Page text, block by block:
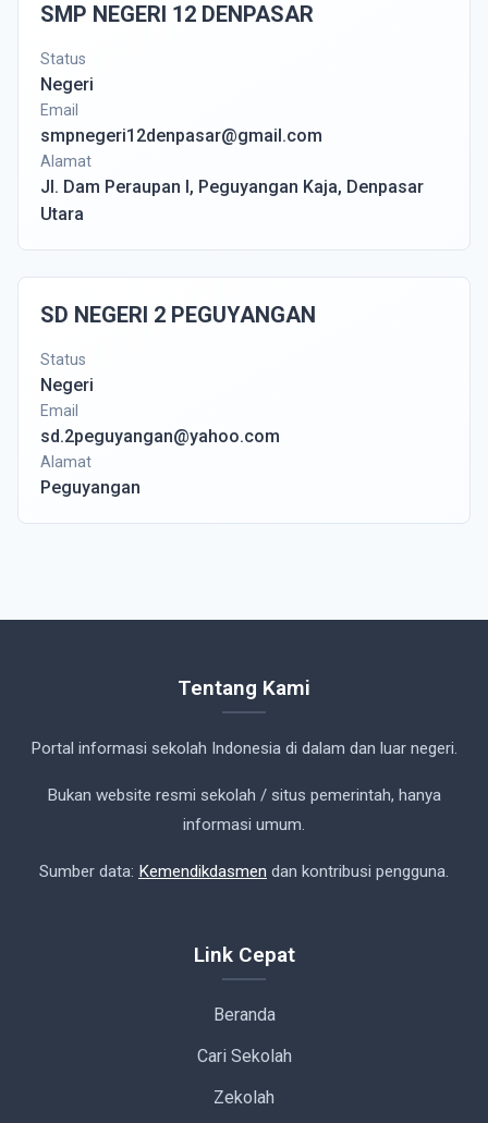
SMP NEGERI 12 DENPASAR
Status
Negeri
Email
smpnegeri12denpasar@gmail.com
Alamat
Jl. Dam Peraupan I, Peguyangan Kaja, Denpasar
Utara
SD NEGERI 2 PEGUYANGAN
Status
Negeri
Email
sd.2peguyangan@yahoo.com
Alamat
Peguyangan
Tentang Kami
Portal informasi sekolah Indonesia di dalam dan luar negeri.
Bukan website resmi sekolah / situs pemerintah, hanya
informasi umum.
Sumber data: Kemendikdasmen dan kontribusi pengguna.
Link Cepat
Beranda
Cari Sekolah
Zekolah